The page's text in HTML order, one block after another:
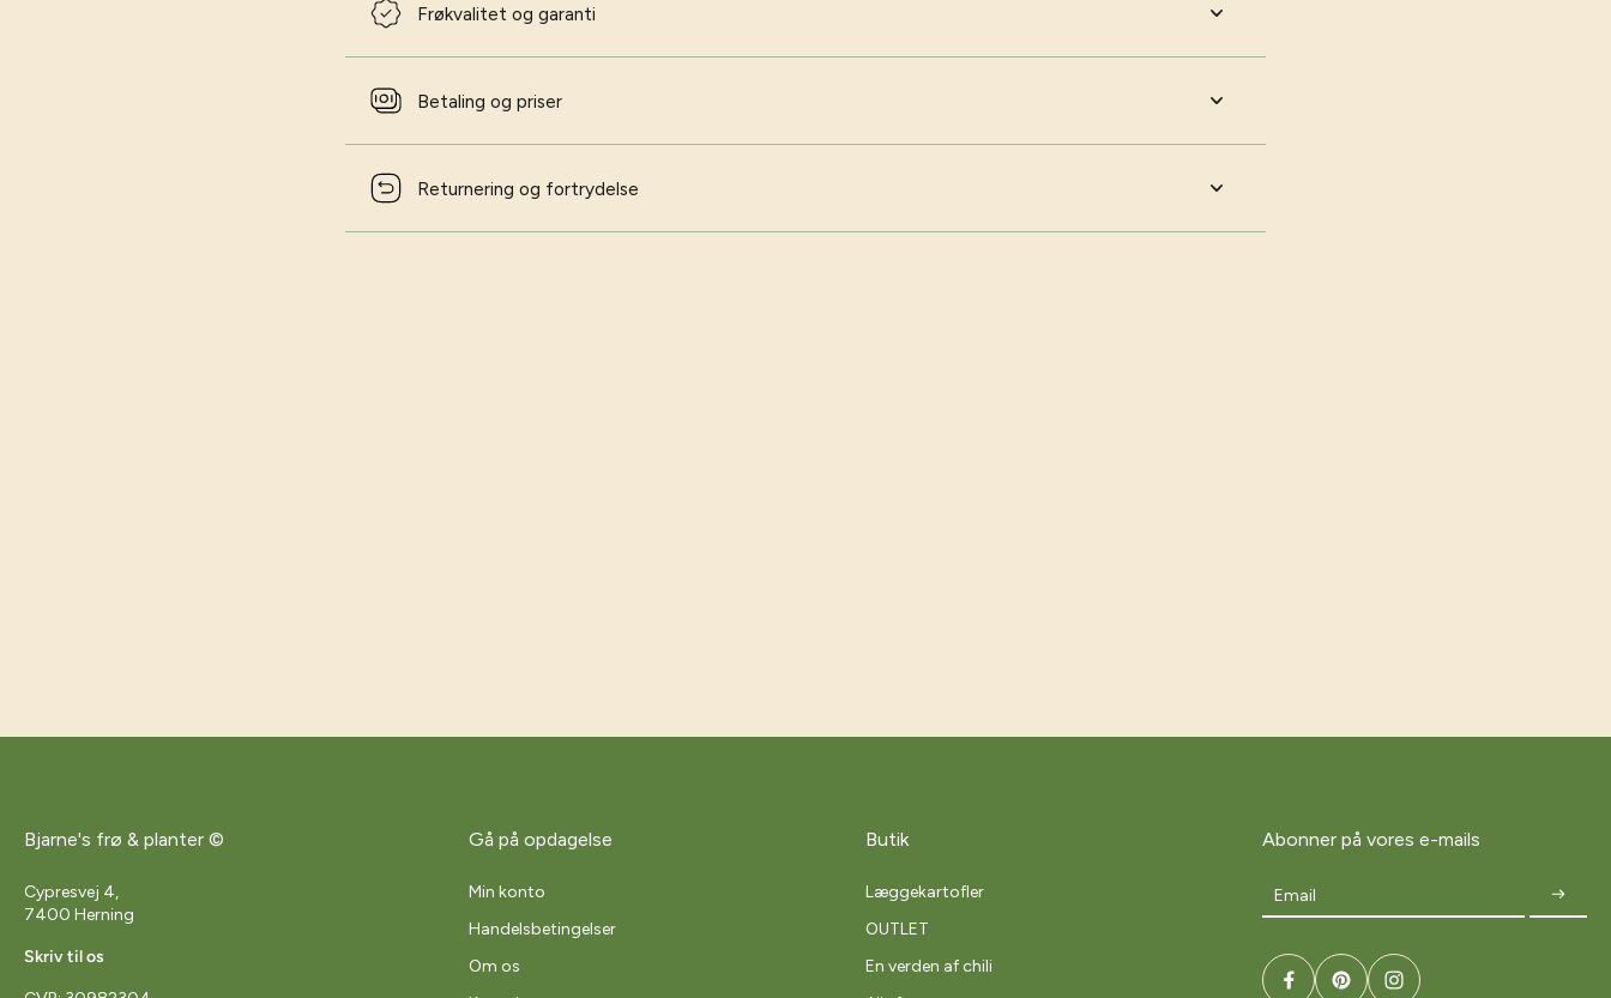
Frøkvalitet og garanti
Betaling og priser
Returnering og fortrydelse
Bjarne's frø & planter ©
Cypresvej 4,
7400 Herning
Skriv til os
Gå på opdagelse
Min konto
Handelsbetingelser
Om os
Butik
Læggekartofler
OUTLET
En verden af chili
Abonner på vores e-mails
Email